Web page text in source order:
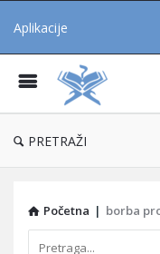
Aplikacije
PRETRAŽI
Početna | borba